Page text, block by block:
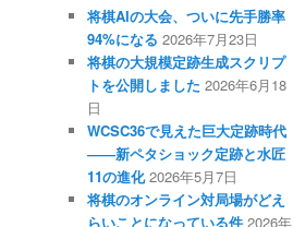
将棋AIの大会、ついに先手勝率
94%になる 2026年7月23日
将棋の大規模定跡生成スクリプ
トを公開しました 2026年6月18
日
WCSC36で見えた巨大定跡時代
――新ペタショック定跡と水匠
11の進化 2026年5月7日
将棋のオンライン対局場がどえ
らいことになっている件 2026年